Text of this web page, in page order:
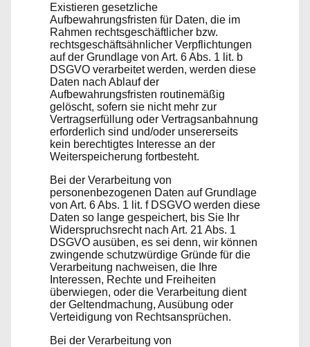
Existieren gesetzliche
Aufbewahrungsfristen für Daten, die im
Rahmen rechtsgeschäftlicher bzw.
rechtsgeschäftsähnlicher Verpflichtungen
auf der Grundlage von Art. 6 Abs. 1 lit. b
DSGVO verarbeitet werden, werden diese
Daten nach Ablauf der
Aufbewahrungsfristen routinemäßig
gelöscht, sofern sie nicht mehr zur
Vertragserfüllung oder Vertragsanbahnung
erforderlich sind und/oder unsererseits
kein berechtigtes Interesse an der
Weiterspeicherung fortbesteht.
Bei der Verarbeitung von
personenbezogenen Daten auf Grundlage
von Art. 6 Abs. 1 lit. f DSGVO werden diese
Daten so lange gespeichert, bis Sie Ihr
Widerspruchsrecht nach Art. 21 Abs. 1
DSGVO ausüben, es sei denn, wir können
zwingende schutzwürdige Gründe für die
Verarbeitung nachweisen, die Ihre
Interessen, Rechte und Freiheiten
überwiegen, oder die Verarbeitung dient
der Geltendmachung, Ausübung oder
Verteidigung von Rechtsansprüchen.
Bei der Verarbeitung von